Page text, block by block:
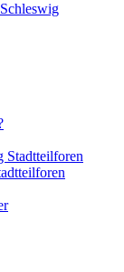
Stadtteilforen